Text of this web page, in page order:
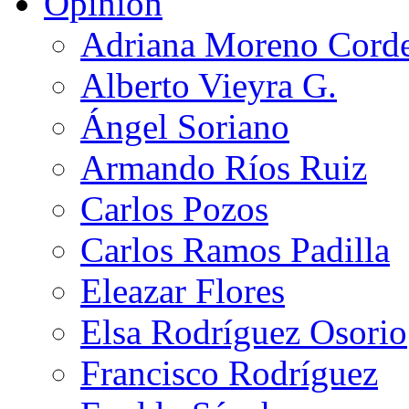
Adriana Moreno
Alberto Vieyra G.
Ángel Soriano
Armando Ríos Ruiz
Carlos Pozos
Carlos Ramos Padilla
Eleazar Flores
Elsa Rodríguez Osorio
Francisco Rodríguez